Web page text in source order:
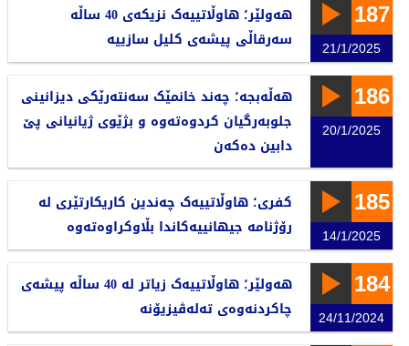
187
21/1/2025
هەولێر؛ هاوڵاتییەک نزیکەی 40 ساڵە
سەرقاڵی پیشەی کلیل سازییە
186
20/1/2025
هەڵەبجە؛ چەند خانمێک سەنتەرێکی دیزانینی
جلوبەرگیان کردوەتەوە و بژێوی ژیانیانی پێ
دابین دەکەن
185
14/1/2025
کفری؛ هاوڵاتییەک چەندین کاریکارتێری لە
رۆژنامە جیهانییەکاندا بڵاوکراوەتەوە
184
24/11/2024
هەولێر؛ هاوڵاتییەک زیاتر لە 40 ساڵە پیشەی
چاکردنەوەی تەلەڤیزیۆنە